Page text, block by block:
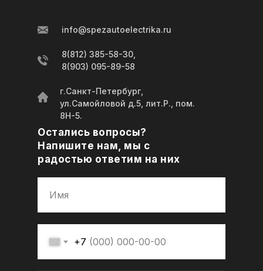
8(812) 385-58-30,
8(903) 095-89-58
info@spezautoelectrika.ru
г.Санкт-Петербург,
ул.Самойловой д.5, лит.Р., пом.
8Н-5.
+7
Остались вопросы?
Напишите нам, мы с
радостью ответим на них